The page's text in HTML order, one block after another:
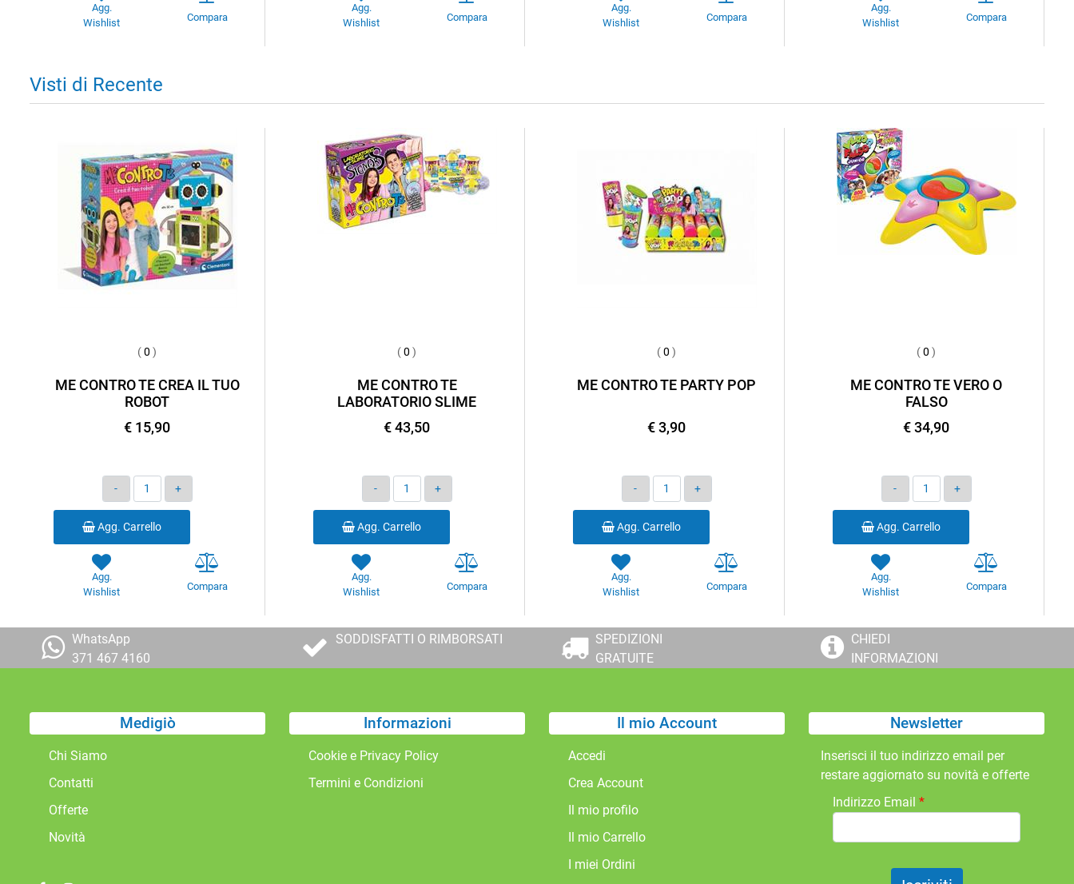
Agg.
Wishlist
Compara
Agg.
Wishlist
Compara
Agg.
Wishlist
Compara
Agg.
Wishlist
Compara
Visti di Recente
(0 )
ME CONTRO TE CREA IL TUO
ROBOT
€ 15,90
Quantità
Agg. Carrello
Agg.
Wishlist
Compara
(0 )
ME CONTRO TE
LABORATORIO SLIME
€ 43,50
Quantità
Agg. Carrello
Agg.
Wishlist
Compara
(0 )
ME CONTRO TE PARTY POP
€ 3,90
Quantità
Agg. Carrello
Agg.
Wishlist
Compara
(0 )
ME CONTRO TE VERO O
FALSO
€ 34,90
Quantità
Agg. Carrello
Agg.
Wishlist
Compara
WhatsApp
371 467 4160
SODDISFATTI O RIMBORSATI
SPEDIZIONI
GRATUITE
CHIEDI
INFORMAZIONI
Medigiò
Chi Siamo
Contatti
Offerte
Novità
Informazioni
Cookie e Privacy Policy
Termini e Condizioni
Il mio Account
Accedi
Crea Account
Il mio profilo
Il mio Carrello
I miei Ordini
Newsletter
Inserisci il tuo indirizzo email per
restare aggiornato su novità e offerte
Indirizzo Email *